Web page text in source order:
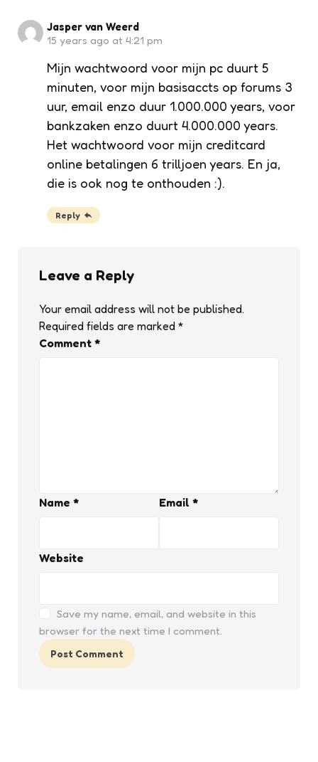
Jasper van Weerd
15 years ago at 4:21 pm
Mijn wachtwoord voor mijn pc duurt 5
minuten, voor mijn basisaccts op forums 3
uur, email enzo duur 1.000.000 years, voor
bankzaken enzo duurt 4.000.000 years.
Het wachtwoord voor mijn creditcard
online betalingen 6 trilljoen years. En ja,
die is ook nog te onthouden :).
Reply
Leave a Reply
Your email address will not be published.
Required fields are marked *
Comment *
Name * Email *
Website
Save my name, email, and website in this
browser for the next time I comment.